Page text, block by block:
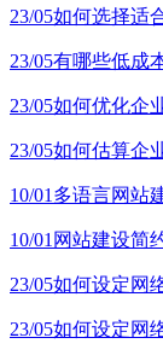
23/05如何选择适
23/05有哪些低成
23/05如何优化企
23/05如何估算企
10/01 多语言网站
10/01 网站建设简
23/05如何设定网
23/05如何设定网